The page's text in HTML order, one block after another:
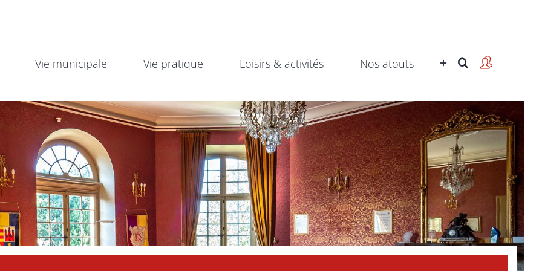
Vie municipale Vie pratique Loisirs & activités Nos atouts